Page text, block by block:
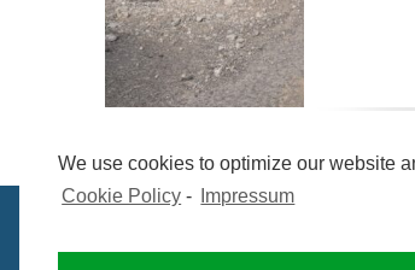
We use cookies to optimize our website
Cookie Policy - Impressum